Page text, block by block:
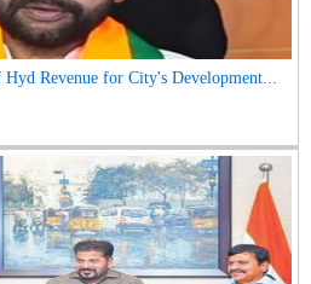
Hyd Revenue for City's Development...